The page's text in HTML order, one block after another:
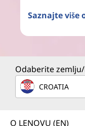
Saznajte više
Odaberite
CROATIA
O LENOVU (EN)